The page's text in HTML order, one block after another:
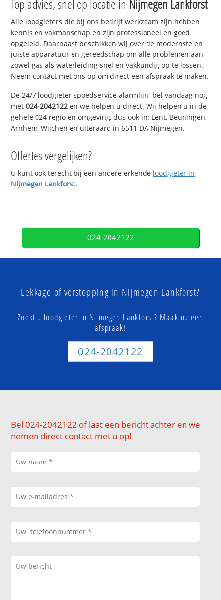
Top advies, snel op locatie in Nijmegen Lankforst
Alle loodgieters die bij ons bedrijf werkzaam zijn hebben
kennis en vakmanschap en zijn professioneel en goed
opgeleid. Daarnaast beschikken wij over de modernste en
juiste apparatuur en gereedschap om alle problemen aan
zowel gas als waterleiding snel en vakkundig op te lossen.
Neem contact met ons op om direct een afspraak te maken.
De 24/7 loodgieter spoedservice alarmlijn; bel vandaag nog
met024-2042122 en we helpen u direct. Wij helpen u in de
gehele 024 regio en omgeving, dus ook in: Lent, Beuningen,
Arnhem, Wijchen en uiteraard in 6511 DA Nijmegen.
Offertes vergelijken?
U kunt ook terecht bij een andere erkende loodgieter in
Nijmegen Lankforst.
024-2042122
Lekkage of verstopping in Nijmegen Lankforst?
Zoekt u loodgieter in Nijmegen Lankforst? Maak nu een
afspraak!
024-2042122
Bel 024-2042122 of laat een bericht achter en we
nemen direct contact met u op!